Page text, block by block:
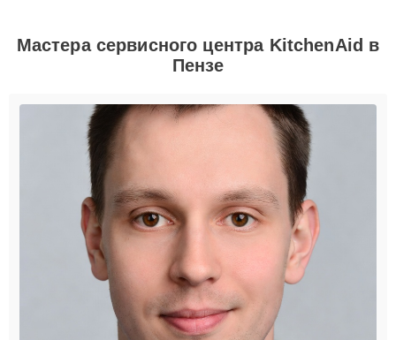
Мастера сервисного центра KitchenAid в
Пензе